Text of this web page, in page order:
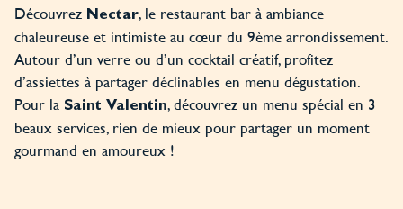
Découvrez Nectar, le restaurant bar à ambiance
chaleureuse et intimiste au cœur du 9ème arrondissement.
Autour d’un verre ou d’un cocktail créatif, profitez
d’assiettes à partager déclinables en menu dégustation.
Pour la Saint Valentin, découvrez un menu spécial en 3
beaux services, rien de mieux pour partager un moment
gourmand en amoureux !